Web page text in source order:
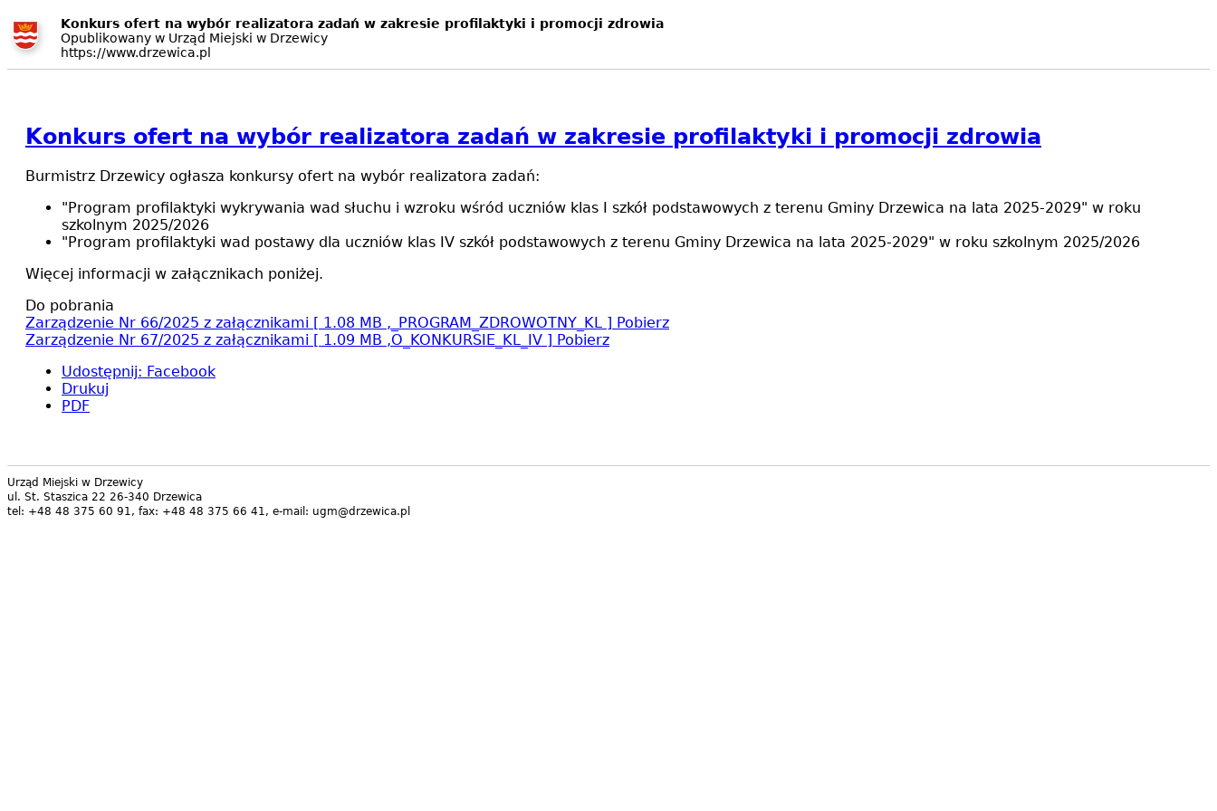
Konkurs ofert na wybór realizatora zadań w zakresie profilaktyki i promocji zdrowia
Opublikowany w Urząd Miejski w Drzewicy
https://www.drzewica.pl
Konkurs ofert na wybór realizatora zadań w zakresie profilaktyki i promocji zdrowia
Burmistrz Drzewicy ogłasza konkursy ofert na wybór realizatora zadań:
"Program profilaktyki wykrywania wad słuchu i wzroku wśród uczniów klas I szkół podstawowych z terenu Gminy Drzewica na lata 2025-2029" w roku
szkolnym 2025/2026
"Program profilaktyki wad postawy dla uczniów klas IV szkół podstawowych z terenu Gminy Drzewica na lata 2025-2029" w roku szkolnym 2025/2026
Więcej informacji w załącznikach poniżej.
Do pobrania
Zarządzenie Nr 66/2025 z załącznikami [ 1.08 MB ,_PROGRAM_ZDROWOTNY_KL ] Pobierz
Zarządzenie Nr 67/2025 z załącznikami [ 1.09 MB ,O_KONKURSIE_KL_IV ] Pobierz
Udostępnij: Facebook
Drukuj
PDF
Urząd Miejski w Drzewicy
ul. St. Staszica 22 26-340 Drzewica
tel: +48 48 375 60 91, fax: +48 48 375 66 41, e-mail: ugm@drzewica.pl